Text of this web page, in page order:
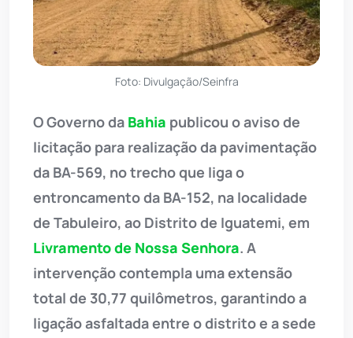
Foto: Divulgação/Seinfra
O Governo da Bahia publicou o aviso de
licitação para realização da pavimentação
da BA-569, no trecho que liga o
entroncamento da BA-152, na localidade
de Tabuleiro, ao Distrito de Iguatemi, em
Livramento de Nossa Senhora. A
intervenção contempla uma extensão
total de 30,77 quilômetros, garantindo a
ligação asfaltada entre o distrito e a sede